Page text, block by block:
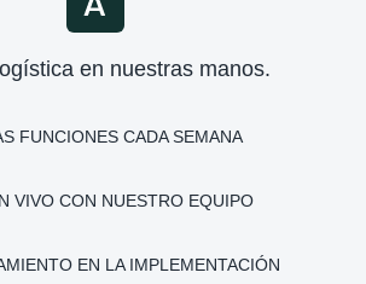
en nuestras manos.
FUNCIONES CADA SEMANA
VIVO CON NUESTRO EQUIPO
EN LA IMPLEMENTACIÓN